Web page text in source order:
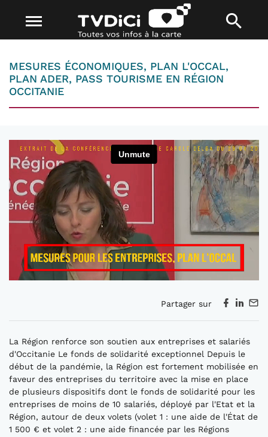
MESURES ÉCONOMIQUES, PLAN L'OCCAL,
PLAN ADER, PASS TOURISME EN RÉGION
OCCITANIE
Partager sur
La Région renforce son soutien aux entreprises et salariés
d'Occitanie Le fonds de solidarité exceptionnel Depuis le
début de la pandémie, la Région est fortement mobilisée en
faveur des entreprises du territoire avec la mise en place
de plusieurs dispositifs dont le fonds de solidarité pour les
entreprises de moins de 10 salariés, déployé par l'Etat et la
Région, autour de deux volets (volet 1 : une aide de l'État de
1 500 € et volet 2 : une aide financée par les Régions